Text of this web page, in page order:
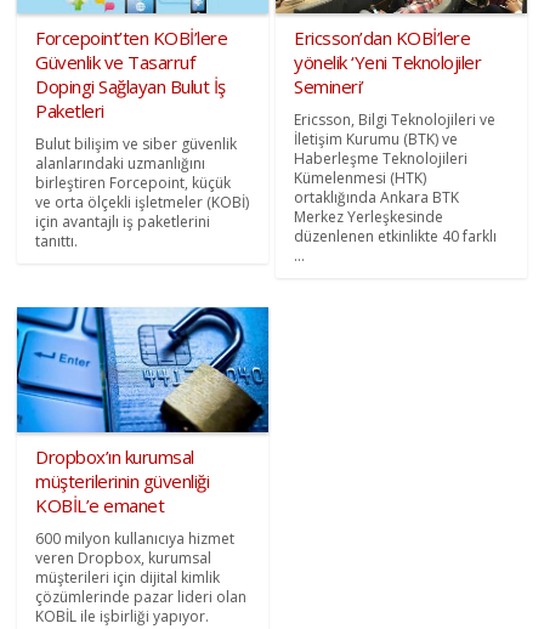
Forcepoint’ten KOBİ’lere
Güvenlik ve Tasarruf
Dopingi Sağlayan Bulut İş
Paketleri
Bulut bilişim ve siber güvenlik
alanlarındaki uzmanlığını
birleştiren Forcepoint, küçük
ve orta ölçekli işletmeler (KOBİ)
için avantajlı iş paketlerini
tanıttı.
Ericsson’dan KOBİ’lere
yönelik ‘Yeni Teknolojiler
Semineri’
Ericsson, Bilgi Teknolojileri ve
İletişim Kurumu (BTK) ve
Haberleşme Teknolojileri
Kümelenmesi (HTK)
ortaklığında Ankara BTK
Merkez Yerleşkesinde
düzenlenen etkinlikte 40 farklı
...
Dropbox’ın kurumsal
müşterilerinin güvenliği
KOBİL’e emanet
600 milyon kullanıcıya hizmet
veren Dropbox, kurumsal
müşterileri için dijital kimlik
çözümlerinde pazar lideri olan
KOBİL ile işbirliği yapıyor.